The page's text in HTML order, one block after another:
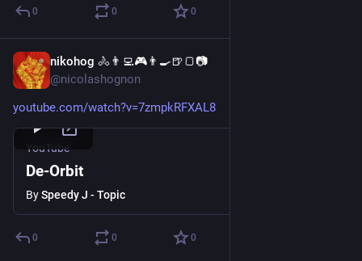
0 0 0
nikohog 🚴👨‍💻🎮👨‍🍳🍺🍞📷
@nicolashognon
youtube.com/watch?v=7zmpkRFXAL8
YouTube
De-Orbit
BySpeedy J - Topic
0 0 0